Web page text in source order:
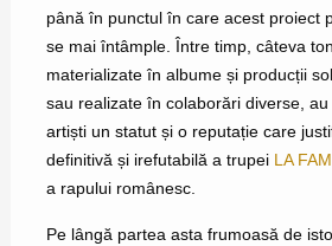
până în punctul în care acest proiect
se mai întâmple. Între timp, câteva
materializate în albume și producții
sau realizate în colaborări diverse,
artiști un statut și o reputație care
definitivă și irefutabilă a trupei LA
a rapului românesc.
Pe lângă partea asta frumoasă de